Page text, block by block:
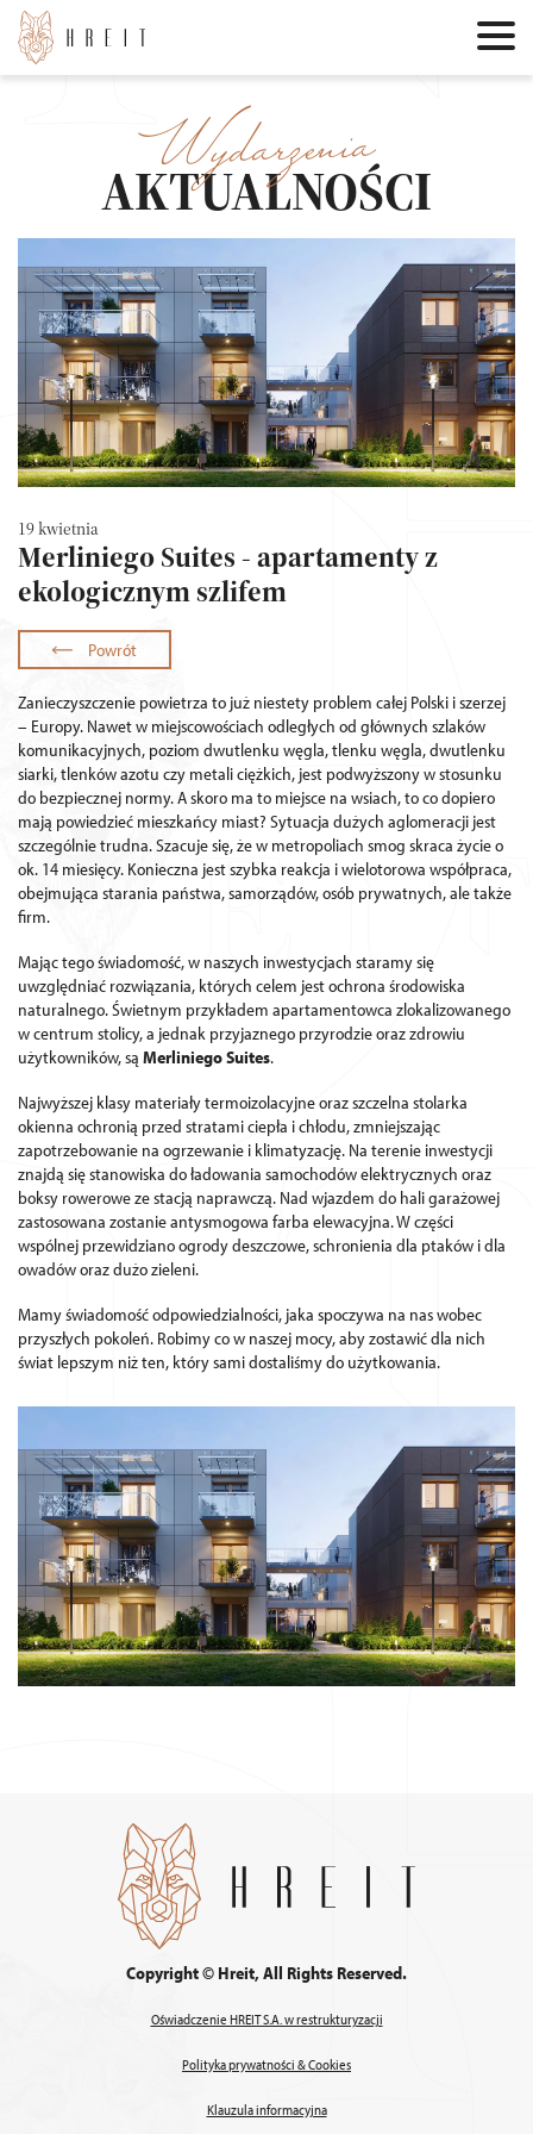
Wydarzenia
AKTUALNOŚCI
19 kwietnia
Merliniego Suites - apartamenty z
ekologicznym szlifem
Powrót
Zanieczyszczenie powietrza to już niestety problem całej Polski i szerzej
– Europy. Nawet w miejscowościach odległych od głównych szlaków
komunikacyjnych, poziom dwutlenku węgla, tlenku węgla, dwutlenku
siarki, tlenków azotu czy metali ciężkich, jest podwyższony w stosunku
do bezpiecznej normy. A skoro ma to miejsce na wsiach, to co dopiero
mają powiedzieć mieszkańcy miast? Sytuacja dużych aglomeracji jest
szczególnie trudna. Szacuje się, że w metropoliach smog skraca życie o
ok. 14 miesięcy. Konieczna jest szybka reakcja i wielotorowa współpraca,
obejmująca starania państwa, samorządów, osób prywatnych, ale także
firm.
Mając tego świadomość, w naszych inwestycjach staramy się
uwzględniać rozwiązania, których celem jest ochrona środowiska
naturalnego. Świetnym przykładem apartamentowca zlokalizowanego
w centrum stolicy, a jednak przyjaznego przyrodzie oraz zdrowiu
użytkowników, są Merliniego Suites.
Najwyższej klasy materiały termoizolacyjne oraz szczelna stolarka
okienna ochronią przed stratami ciepła i chłodu, zmniejszając
zapotrzebowanie na ogrzewanie i klimatyzację. Na terenie inwestycji
znajdą się stanowiska do ładowania samochodów elektrycznych oraz
boksy rowerowe ze stacją naprawczą. Nad wjazdem do hali garażowej
zastosowana zostanie antysmogowa farba elewacyjna. W części
wspólnej przewidziano ogrody deszczowe, schronienia dla ptaków i dla
owadów oraz dużo zieleni.
Mamy świadomość odpowiedzialności, jaka spoczywa na nas wobec
przyszłych pokoleń. Robimy co w naszej mocy, aby zostawić dla nich
świat lepszym niż ten, który sami dostaliśmy do użytkowania.
Copyright © Hreit, All Rights Reserved.
Oświadczenie HREIT S.A. w restrukturyzacji
Polityka prywatności & Cookies
Klauzula informacyjna